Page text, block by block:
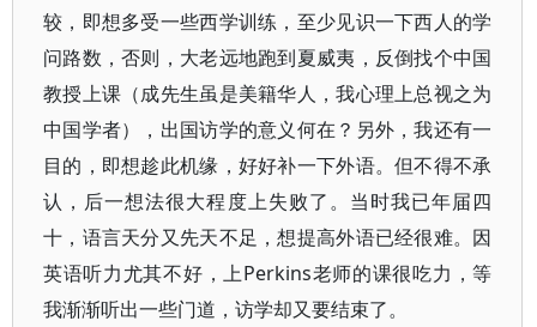
较，即想多受一些西学训练，至少见识一下西人的学
问路数，否则，大老远地跑到夏威夷，反倒找个中国
教授上课（成先生虽是美籍华人，我心理上总视之为
中国学者），出国访学的意义何在？另外，我还有一
目的，即想趁此机缘，好好补一下外语。但不得不承
认，后一想法很大程度上失败了。当时我已年届四
十，语言天分又先天不足，想提高外语已经很难。因
英语听力尤其不好，上Perkins老师的课很吃力，等
我渐渐听出一些门道，访学却又要结束了。